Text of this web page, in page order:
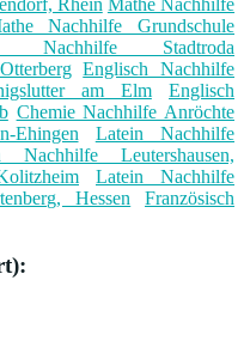
Nachhilfe Grundschule
Nachhilfe Stadtroda
Englisch Nachhilfe
am Elm
Englisch
Chemie Nachhilfe Anröchte
Ehingen
Latein Nachhilfe
Nachhilfe Leutershausen,
Latein Nachhilfe
Hessen
Französisch